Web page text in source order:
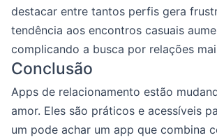
destacar entre tantos perfis gera
tendência aos encontros casuais
complicando a busca por relações
Conclusão
Apps de relacionamento estão
amor. Eles são práticos e acessíveis
um pode achar um app que combina